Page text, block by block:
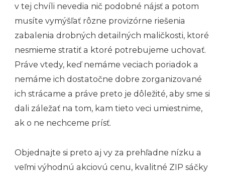
v tej chvíli nevedia nič podobné nájsť a potom
musíte vymýšľať rôzne provizórne riešenia
zabalenia drobných detailných maličkosti, ktoré
nesmieme stratiť a ktoré potrebujeme uchovať.
Práve vtedy, keď nemáme veciach poriadok a
nemáme ich dostatočne dobre zorganizované
ich strácame a práve preto je dôležité, aby sme si
dali záležať na tom, kam tieto veci umiestnime,
ak o ne nechceme prísť.
Objednajte si preto aj vy za prehľadne nízku a
veľmi výhodnú akciovú cenu, kvalitné ZIP sáčky